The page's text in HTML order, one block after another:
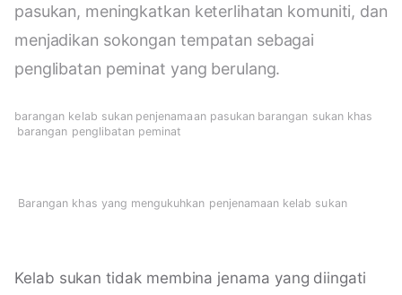
pasukan, meningkatkan keterlihatan komuniti, dan
menjadikan sokongan tempatan sebagai
penglibatan peminat yang berulang.
barangan kelab sukan penjenamaan pasukan barangan sukan khas
barangan penglibatan peminat
Barangan khas yang mengukuhkan penjenamaan kelab sukan
Kelab sukan tidak membina jenama yang diingati